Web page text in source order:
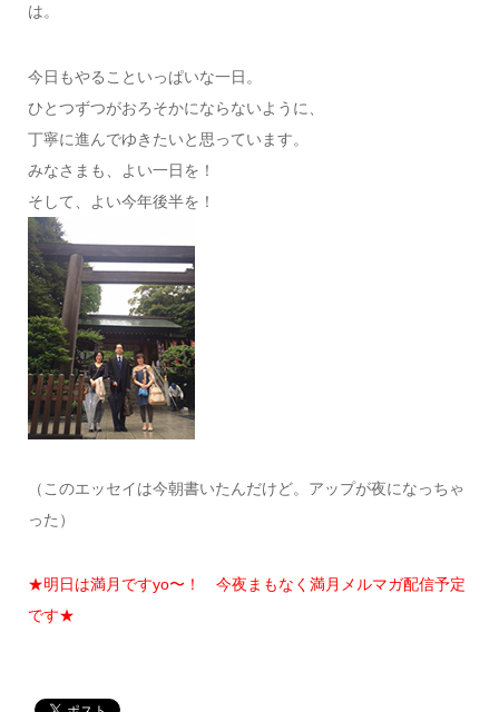
は。
今日もやることいっぱいな一日。
ひとつずつがおろそかにならないように、
丁寧に進んでゆきたいと思っています。
みなさまも、よい一日を！
そして、よい今年後半を！
（このエッセイは今朝書いたんだけど。アップが夜になっちゃ
った）
★明日は満月ですyo〜！ 今夜まもなく満月メルマガ配信予定
です★